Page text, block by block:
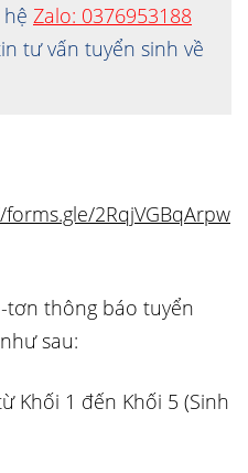
Zalo: 0376953188
tư vấn tuyển sinh về
2RqjVGBqArpw
tơn thông báo tuyển
sau:
Khối 1 đến Khối 5 (Sinh